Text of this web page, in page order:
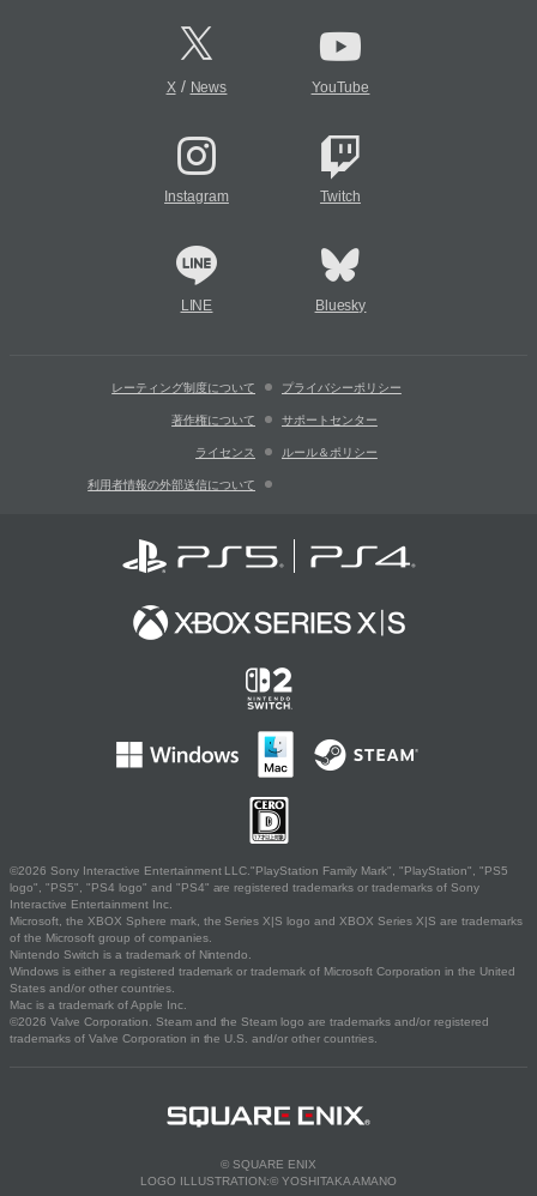
X/ News YouTube
Instagram Twitch
LINE Bluesky
レーティング制度について プライバシーポリシー
著作権について サポートセンター
ライセンス ルール＆ポリシー
利用者情報の外部送信について
©2026 Sony Interactive Entertainment LLC."PlayStation Family Mark", "PlayStation", "PS5
logo", "PS5", "PS4 logo" and "PS4" are registered trademarks or trademarks of Sony
Interactive Entertainment Inc.
Microsoft, the XBOX Sphere mark, the Series X|S logo and XBOX Series X|S are trademarks
of the Microsoft group of companies.
Nintendo Switch is a trademark of Nintendo.
Windows is either a registered trademark or trademark of Microsoft Corporation in the United
States and/or other countries.
Mac is a trademark of Apple Inc.
©2026 Valve Corporation. Steam and the Steam logo are trademarks and/or registered
trademarks of Valve Corporation in the U.S. and/or other countries.
© SQUARE ENIX
LOGO ILLUSTRATION:© YOSHITAKA AMANO